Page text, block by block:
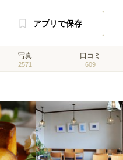
アプリで保存
写真
2571
口コミ
609